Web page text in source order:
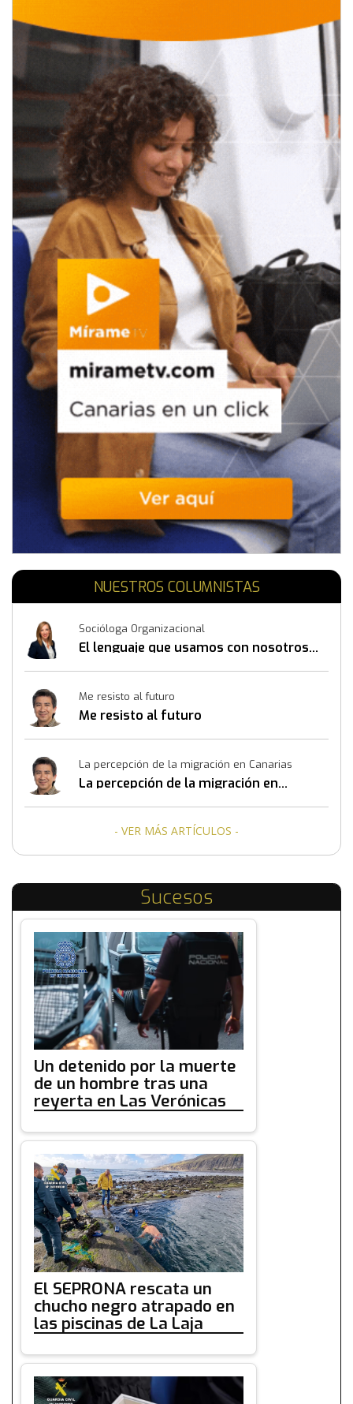
NUESTROS COLUMNISTAS
Socióloga Organizacional
El lenguaje que usamos con nosotros
Me resisto al futuro
Me resisto al futuro
La percepción de la migración en Canarias
La percepción de la migración en
- VER MÁS ARTÍCULOS -
Sucesos
Un detenido por la muerte
de un hombre tras una
reyerta en Las Verónicas
El SEPRONA rescata un
chucho negro atrapado en
las piscinas de La Laja